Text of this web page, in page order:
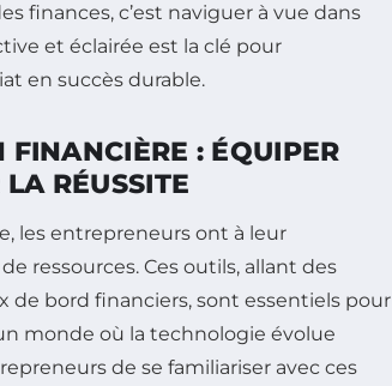
finances, c’est naviguer à vue dans
et éclairée est la clé pour
en succès durable.
FINANCIÈRE : ÉQUIPER
RÉUSSITE
les entrepreneurs ont à leur
ressources. Ces outils, allant des
de bord financiers, sont essentiels pour
monde où la technologie évolue
de se familiariser avec ces